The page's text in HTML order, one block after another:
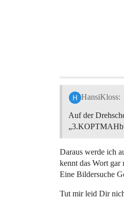
HansiKloss:
Auf der
Daraus werde ich
kennt das Wort gar
Eine Bildersuche
Tut mir leid Dir